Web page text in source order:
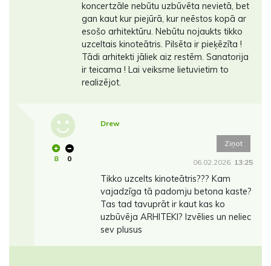
koncertzāle nebūtu uzbūvēta nevietā, bet
gan kaut kur piejūrā, kur neēstos kopā ar
esošo arhitektūru. Nebūtu nojaukts tikko
uzceltais kinoteātris. Pilsēta ir pieķēzīta !
Tādi arhitekti jāliek aiz restēm. Sanatorija
ir teicama ! Lai veiksme lietuvietim to
realizējot.
8 0
Drew
Ziņot
06.02.2026. 13:25
Tikko uzcelts kinoteātris??? Kam
vajadzīga tā padomju betona kaste?
Tas tad tavuprāt ir kaut kas ko
uzbūvēja ARHITEKI? Izvēlies un neliec
sev plusus